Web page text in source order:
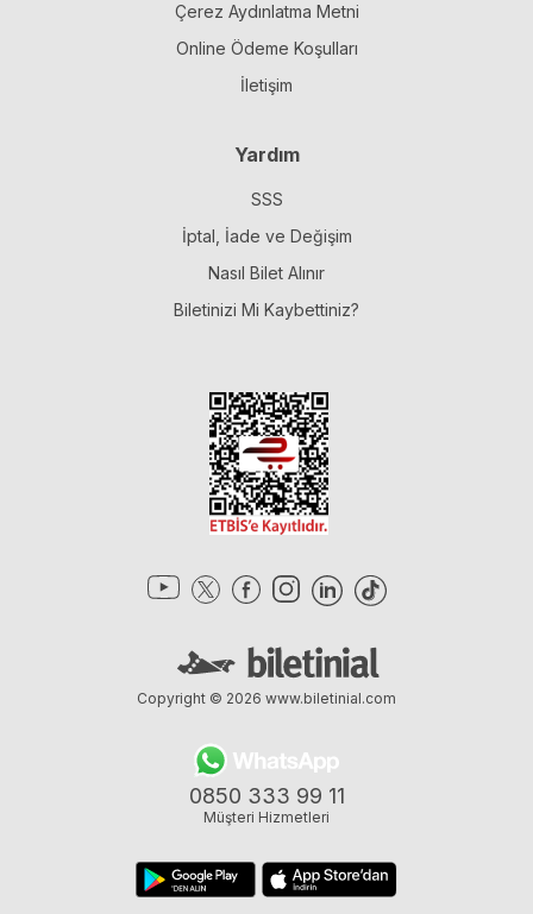
Çerez Aydınlatma Metni
Online Ödeme Koşulları
İletişim
Yardım
SSS
İptal, İade ve Değişim
Nasıl Bilet Alınır
Biletinizi Mi Kaybettiniz?
0850 333 99 11
Müşteri Hizmetleri
Copyright © 2026 www.biletinial.com